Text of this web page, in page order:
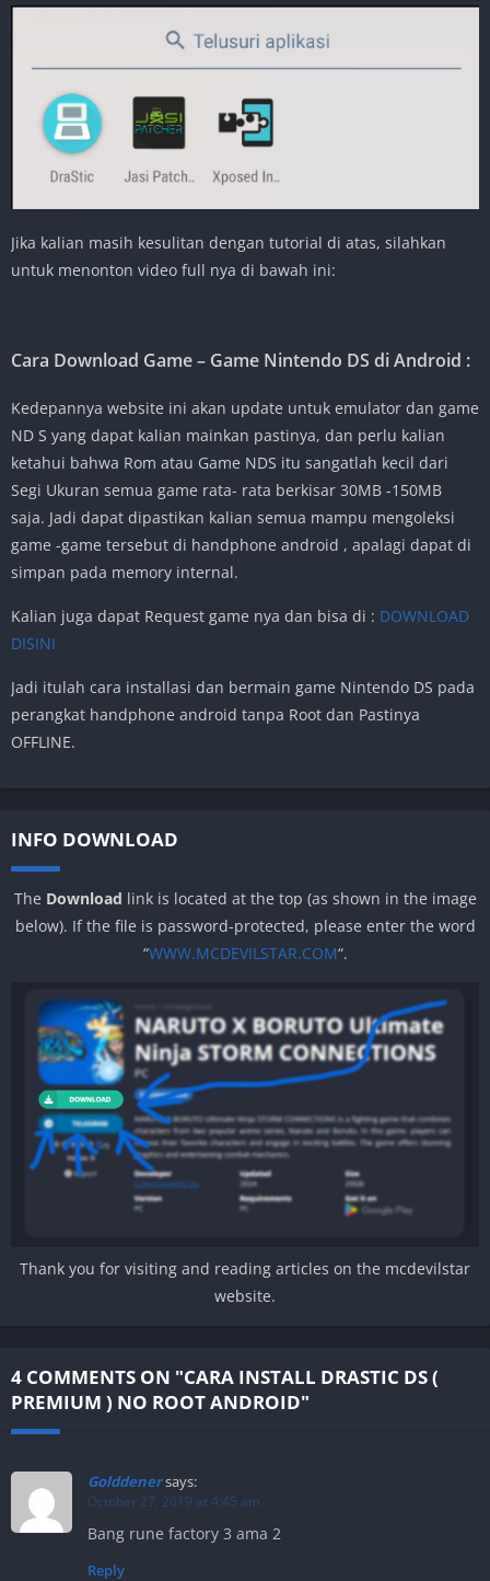
Jika kalian masih kesulitan dengan tutorial di atas, silahkan
untuk menonton video full nya di bawah ini:
Cara Download Game – Game Nintendo DS di Android :
Kedepannya website ini akan update untuk emulator dan game
ND S yang dapat kalian mainkan pastinya, dan perlu kalian
ketahui bahwa Rom atau Game NDS itu sangatlah kecil dari
Segi Ukuran semua game rata- rata berkisar 30MB -150MB
saja. Jadi dapat dipastikan kalian semua mampu mengoleksi
game -game tersebut di handphone android , apalagi dapat di
simpan pada memory internal.
Kalian juga dapat Request game nya dan bisa di : DOWNLOAD
DISINI
Jadi itulah cara installasi dan bermain game Nintendo DS pada
perangkat handphone android tanpa Root dan Pastinya
OFFLINE.
INFO DOWNLOAD
The Download link is located at the top (as shown in the image
below). If the file is password-protected, please enter the word
“WWW.MCDEVILSTAR.COM“.
Thank you for visiting and reading articles on the mcdevilstar
website.
4 COMMENTS ON "CARA INSTALL DRASTIC DS (
PREMIUM ) NO ROOT ANDROID"
Golddenersays:
October 27, 2019 at 4:45 am
Bang rune factory 3 ama 2
Reply